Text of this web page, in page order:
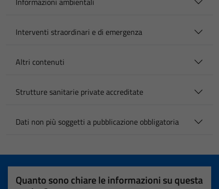
Interventi straordinari e di emergenza
Altri contenuti
Strutture sanitarie private accreditate
Dati non più soggetti a pubblicazione obbligatoria
Quanto sono chiare le informazioni su questa